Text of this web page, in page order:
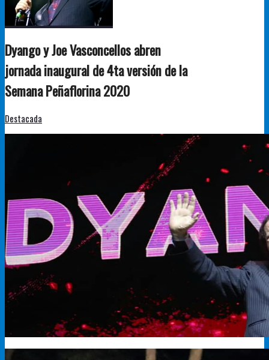
Dyango y Joe Vasconcellos abren
jornada inaugural de 4ta versión de la
Semana Peñaflorina 2020
Destacada